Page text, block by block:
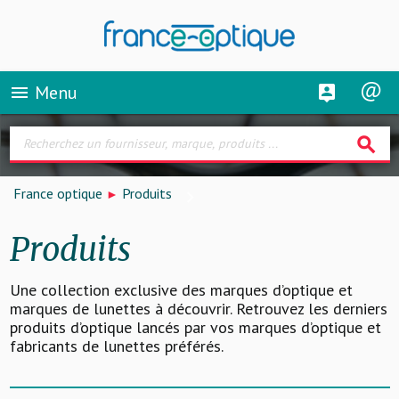
menu Menu
search
France optique Produits
Produits
Une collection exclusive des marques d’optique et
marques de lunettes à découvrir. Retrouvez les derniers
produits d’optique lancés par vos marques d’optique et
fabricants de lunettes préférés.